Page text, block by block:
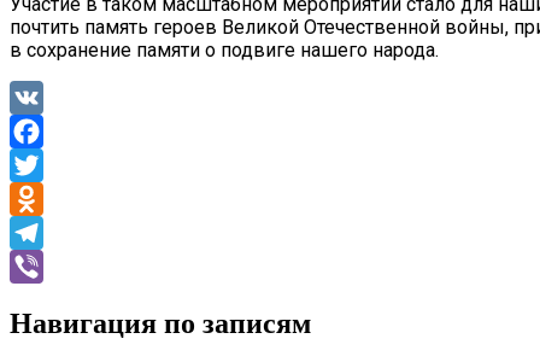
почтить память героев Великой Отечественной войны,
в сохранение памяти о подвиге нашего народа.
VK
Facebook
Twitter
Odnoklassniki
Telegram
Навигация по записям